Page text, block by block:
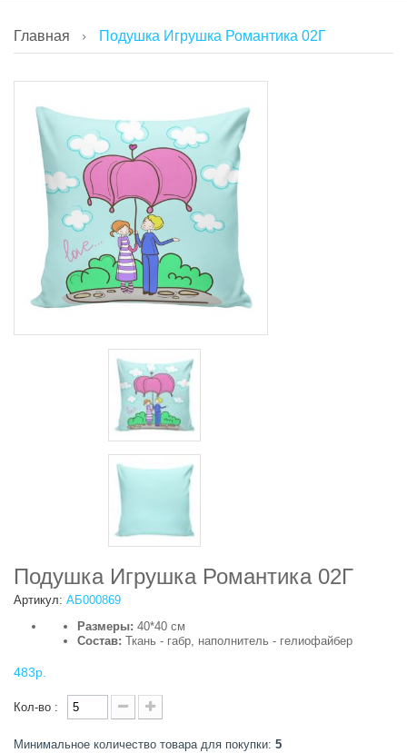
Главная Подушка Игрушка Романтика 02Г
Подушка Игрушка Романтика 02Г
Артикул: АБ000869
Размеры: 40*40 см
Состав: Ткань - габр, наполнитель - гелиофайбер
483р.
Кол-во :
Минимальное количество товара для покупки: 5